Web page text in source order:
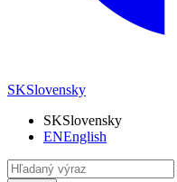
SKSlovensky
SKSlovensky
ENEnglish